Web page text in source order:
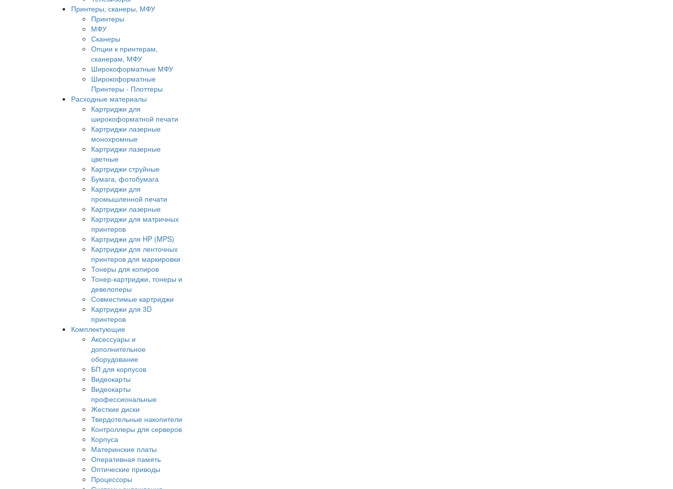
Принтеры, сканеры, МФУ
Принтеры
МФУ
Сканеры
Опции к принтерам,
сканерам, МФУ
Широкоформатные МФУ
Широкоформатные
Принтеры - Плоттеры
Расходные материалы
Картриджи для
широкоформатной печати
Картриджи лазерные
монохромные
Картриджи лазерные
цветные
Картриджи струйные
Бумага, фотобумага
Картриджи для
промышленной печати
Картриджи лазерные
Картриджи для матричных
принтеров
Картриджи для HP (MPS)
Картриджи для ленточных
принтеров для маркировки
Тонеры для копиров
Тонер-картриджи, тонеры и
девелоперы
Совместимые картриджи
Картриджи для 3D
принтеров
Комплектующие
Аксессуары и
дополнительное
оборудование
БП для корпусов
Видеокарты
Видеокарты
профессиональные
Жесткие диски
Твердотельные накопители
Контроллеры для серверов
Корпуса
Материнские платы
Оперативная память
Оптические приводы
Процессоры